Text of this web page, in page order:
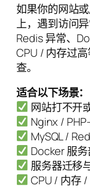
如果你的网站
上，遇到访问
Redis 异常、
CPU / 内存过
查。
适合以下场景：
网站打不开
Nginx /
MySQL /
Docker 服
服务器迁移
CPU / 内存